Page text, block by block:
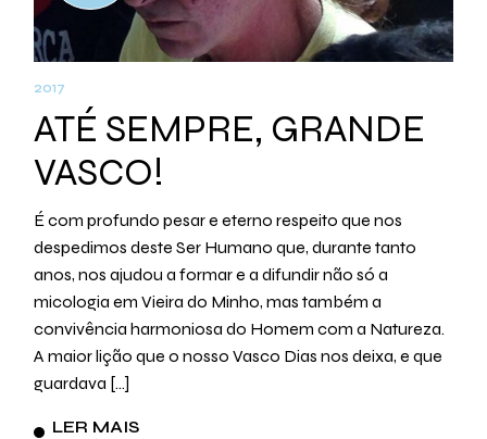
2017
ATÉ SEMPRE, GRANDE
VASCO!
É com profundo pesar e eterno respeito que nos
despedimos deste Ser Humano que, durante tanto
anos, nos ajudou a formar e a difundir não só a
micologia em Vieira do Minho, mas também a
convivência harmoniosa do Homem com a Natureza.
A maior lição que o nosso Vasco Dias nos deixa, e que
guardava […]
LER MAIS